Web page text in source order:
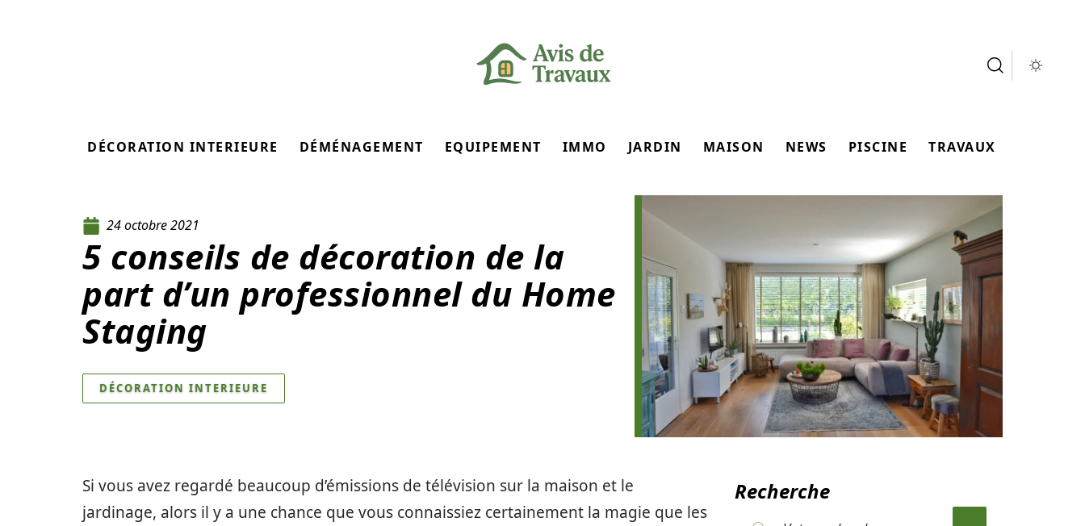
DÉCORATION INTERIEURE DÉMÉNAGEMENT EQUIPEMENT IMMO JARDIN MAISON NEWS PISCINE TRAVAUX
24 octobre 2021
5 conseils de décoration de la
part d’un professionnel du Home
Staging
DÉCORATION INTERIEURE
Si vous avez regardé beaucoup d’émissions de télévision sur la maison et le
jardinage, alors il y a une chance que vous connaissiez certainement la magie que les
Recherche